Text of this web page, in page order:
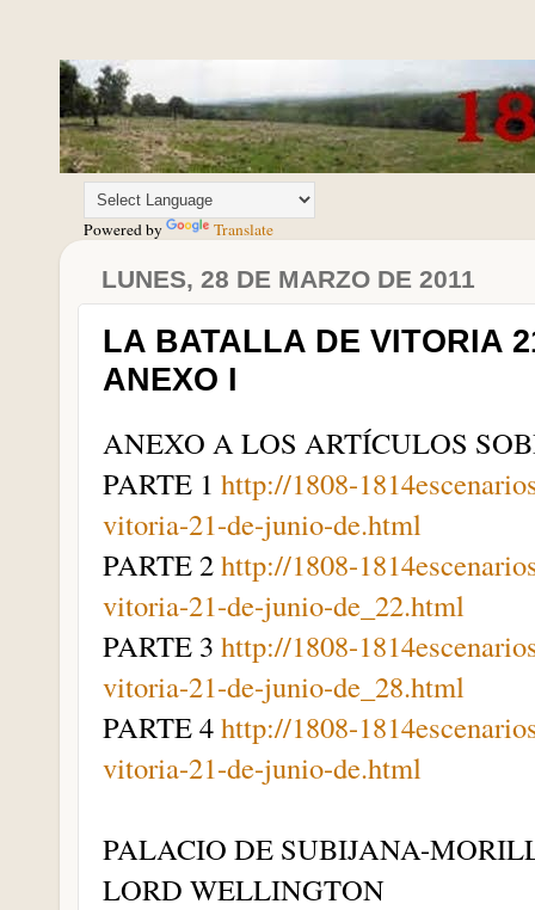
Powered by Translate
LUNES, 28 DE MARZO DE 2011
LA BATALLA DE VITORIA
ANEXO I
ANEXO A LOS ARTÍCULOS
PARTE 1 http://1808-
vitoria-21-de-junio-de.html
PARTE 2http://1808-
vitoria-21-de-junio-de_22.html
PARTE 3 http://1808-
vitoria-21-de-junio-de_28.html
PARTE 4http://1808-
vitoria-21-de-junio-de.html
PALACIO DE SUBIJANA-
LORD WELLINGTON